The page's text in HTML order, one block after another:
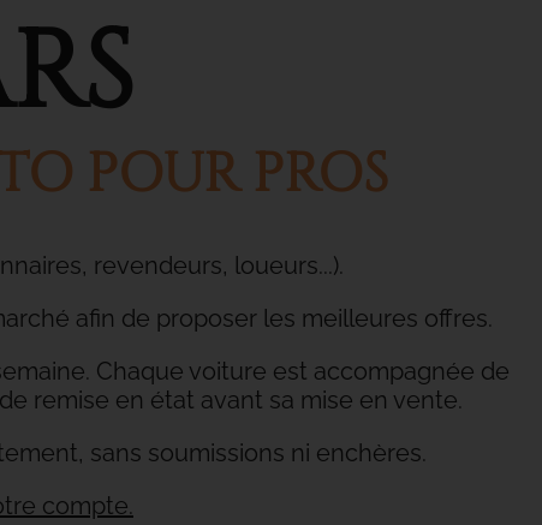
POUR PROS
revendeurs, loueurs...).
afin de proposer les meilleures offres.
Chaque voiture est accompagnée de
remise en état avant sa mise en vente.
sans soumissions ni enchères.
compte.